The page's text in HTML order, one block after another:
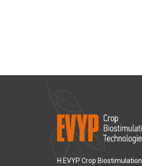
Η EVYP Crop Biostimulation